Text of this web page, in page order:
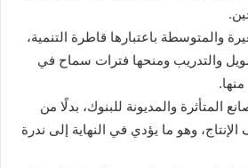
والمتوسطة باعتبارها قاطرة التنمية،
والتدريب ومنحها فترات سماح في
المتأثرة والمديونة للبنوك، بدلًا من
وهو ما يؤدي في النهاية إلى ندرة